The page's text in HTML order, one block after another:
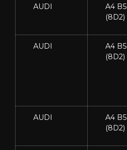
AUDI
A4 B5
(8D2)
AUDI
A4 B5
(8D2)
AUDI
A4 B5
(8D2)